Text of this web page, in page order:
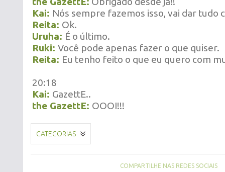
Kai: Nós sempre fazemos isso, vai dar tudo
Reita: Ok.
Uruha: É o último.
Ruki: Você pode apenas fazer o que quiser.
Reita: Eu tenho feito o que eu quero com
20:18
Kai: GazettE..
the GazettE: OOOI!!!
CATEGORIAS
COMPARTILHE NAS REDES SOCIAIS